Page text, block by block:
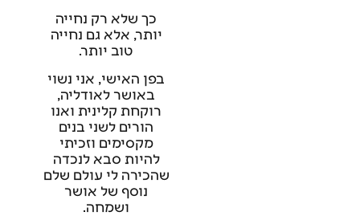
כך שלא רק נחייה
יותר, אלא גם נחייה
טוב יותר.
בפן האישי, אני נשוי
באושר לאודליה,
רוקחת קלינית ואנו
הורים לשני בנים
מקסימים וזכיתי
להיות סבא לנכדה
שהכירה לי עולם שלם
נוסף של אושר
ושמחה.